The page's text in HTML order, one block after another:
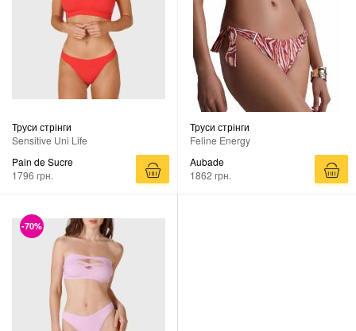
Труси стрінги
Sensitive Uni Life
Pain de Sucre
1796 грн.
Труси стрінги
Feline Energy
Aubade
1862 грн.
-70%